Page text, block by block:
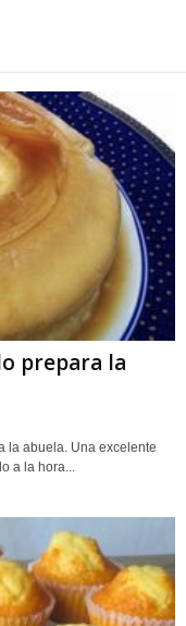
prepara la
la abuela. Una excelente
a la hora...